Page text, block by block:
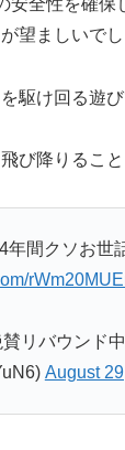
望ましいでし
駆け回る遊び
び降りること
年間クソお世
リバウンド中
August